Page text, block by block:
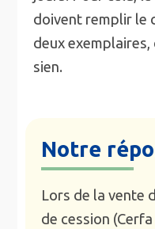
doivent remplir le
deux
sien.
Notre
Lors de la vente
de cession